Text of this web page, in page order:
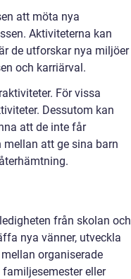
att möta nya
Aktiviteterna kan
de utforskar nya miljöer
och karriärval.
För vissa
Dessutom kan
att de inte får
att ge sina barn
från skolan och
nya vänner, utveckla
organiserade
eller